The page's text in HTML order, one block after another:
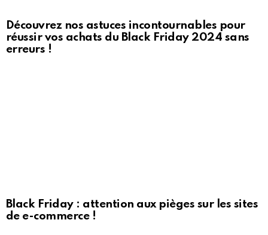
Découvrez nos astuces incontournables pour
réussir vos achats du Black Friday 2024 sans
erreurs !
Black Friday : attention aux pièges sur les sites
de e-commerce !